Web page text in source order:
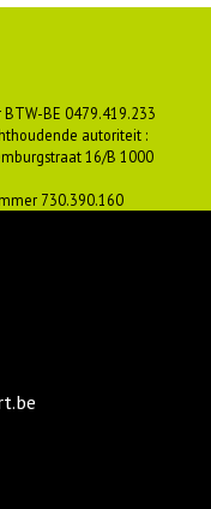
BE 0479.419.233
autoriteit :
16/B 1000
730.390.160